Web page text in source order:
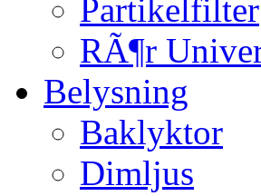
Partikelfilter
RÃ¶r
Belysning
Baklyktor
Dimljus